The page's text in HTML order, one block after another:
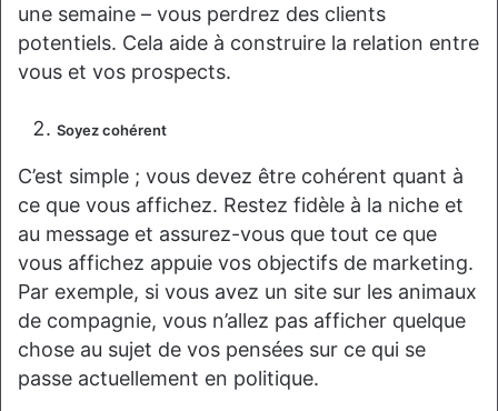
une semaine – vous perdrez des clients
potentiels. Cela aide à construire la relation entre
vous et vos prospects.
Soyez cohérent
C’est simple ; vous devez être cohérent quant à
ce que vous affichez. Restez fidèle à la niche et
au message et assurez-vous que tout ce que
vous affichez appuie vos objectifs de marketing.
Par exemple, si vous avez un site sur les animaux
de compagnie, vous n’allez pas afficher quelque
chose au sujet de vos pensées sur ce qui se
passe actuellement en politique.